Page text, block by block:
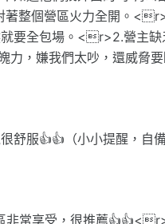
著整個營區火力全開。
要全包場。<r>2.營主
力，嫌我們太吵，還威脅
舒服👍👍（小小提醒，
非常享受，很推薦